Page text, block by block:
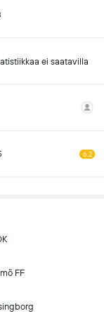
ei saatavilla
6.2
FF